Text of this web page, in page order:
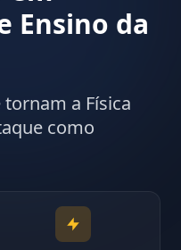
Ensino da
a Física
como